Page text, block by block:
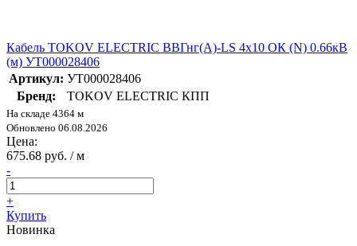
Кабель TOKOV ELECTRIC ВВГнг(А)-LS 4х10 ОК (N) 0.66кВ
(м) УТ000028406
Артикул: УТ000028406
Бренд:
TOKOV ELECTRIC КПП
На складе 4364 м
Обновлено 06.08.2026
Цена:
675.68 руб. / м
-
+
Купить
Новинка